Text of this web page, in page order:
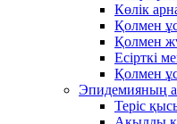
Көлік
Қолмен
Қолмен
Есірткі
Қолмен
Эпидемияның
Теріс